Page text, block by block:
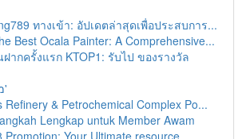
ทางเข้า: อัปเดตล่าสุดเพื่อประสบการ...
Best Ocala Painter: A Comprehensive...
ากครั้งแรก KTOP1: รับไป ของรางวัล
מוזיקת עמ'
Refinery & Petrochemical Complex Po...
Lengkap untuk Member Awam
Promotion: Your Ultimate resource